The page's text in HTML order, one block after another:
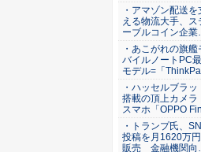
・アマゾン配送を
える物流大手、ス
ーブルコイン企
・あこがれの旗艦
バイルノートPC
モデル=「
・ハッセルブラッ
搭載の頂上カメラ
スマホ「OPPO
・トランプ氏、
投稿を月1620万
販売 金融機関